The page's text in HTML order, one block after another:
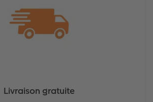
Livraison gratuite